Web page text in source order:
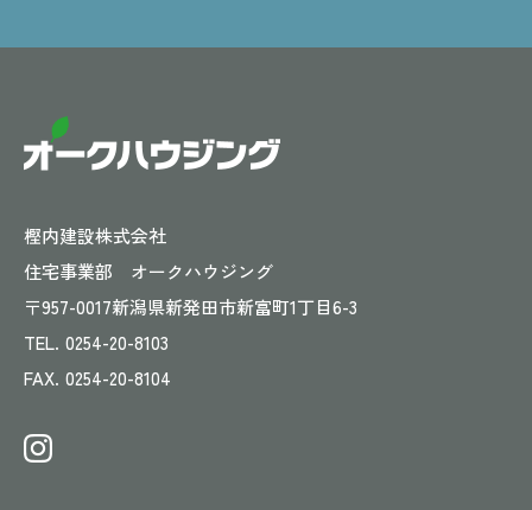
樫内建設株式会社
住宅事業部 オークハウジング
〒957-0017新潟県新発田市新富町1丁目6-3
TEL. 0254-20-8103
FAX. 0254-20-8104